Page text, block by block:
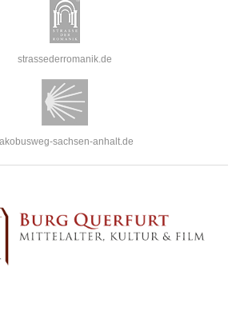
strassederromanik.de
sachsen-anhalt.de